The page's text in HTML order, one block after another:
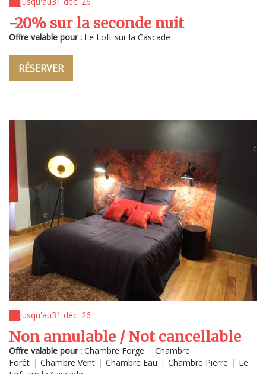
-20% sur la seconde nuit
Offre valable pour : Le Loft sur la Cascade
RÉSERVER
Jusqu'au31 déc. 26
Non annulable / Not cancellable
Offre valable pour : Chambre Forge | Chambre
Forêt | Chambre Vent | Chambre Eau | Chambre Pierre | Le